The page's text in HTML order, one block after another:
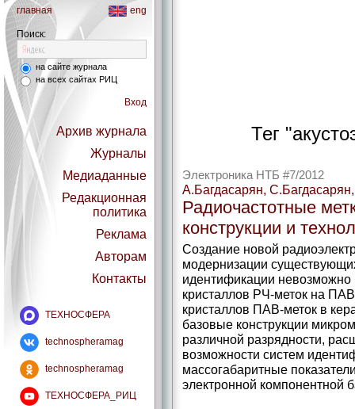
главная eng
Поиск:
на сайте журнала
на всех сайтах РИЦ
Вход
Архив журнала
Журналы
Медиаданные
Редакционная
политика
Реклама
Авторам
Контакты
ТЕХНОСФЕРА
technospheramag
technospheramag
ТЕХНОСФЕРА_РИЦ
Тег
Электроника НТБ #7/2012
А.Багдасарян,
Радиочастотные
конструкции и
Создание новой
модернизации
идентификации невозможно
кристаллов РЧ-меток на
кристаллов ПАВ-меток в
базовые конструкции
различной разрядности,
возможности систем
массогабаритные
электронной компонентной